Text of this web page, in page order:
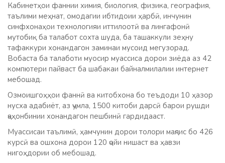
Кабинетҳои фаннии химия, биология, физика, география,
таълими меҳнат, омодагии ибтидоии ҳарбӣ, инчунин
синфхонаҳои технологияи иттилоотӣ ва лингафонӣ
мутобиқ ба талабот сохта шуда, ба ташаккули зеҳну
тафаккури хонандагон заминаи мусоид мегузорад.
Вобаста ба талаботи муосир муассиса дорои зиёда аз 42
компютери пайваст ба шабакаи байналмилалии интернет
мебошад.
Озмоишгоҳҳои фаннӣ ва китобхона бо теъдоди 10 ҳазор
нусха адабиёт, аз ҷумла, 1500 китоби дарсӣ барои рушди
ҷаҳонбинии хонандагон пешбинӣ гардидааст.
Муассисаи таълимӣ, ҳамчунин дорои толори маҷлис бо 426
курсӣ ва ошхона дорои 120 ҷойи нишаст ва ҳавзи
нигоҳдории об мебошад.